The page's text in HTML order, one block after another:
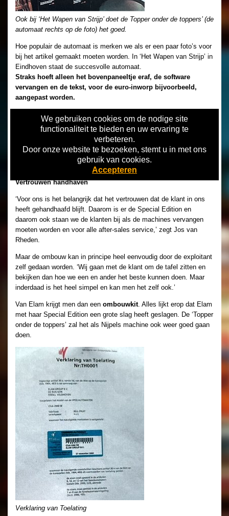
We gebruiken cookies om de nodige site
functionaliteit te bieden en uw ervaring te
verbeteren.
Door onze website te bezoeken, stemt u in met ons
gebruik van cookies.
Accepteren
Ook bij ‘Het Wapen van Strijp’ doet de Topper onder de toppers’ (de
automaat rechts op de foto) het goed.
Hoe populair de automaat is merken we als er een paar foto’s voor
bij het artikel gemaakt moeten worden. In ‘Het Wapen van Strijp’ in
Eindhoven staat de succesvolle automaat.
Straks hoeft alleen het bovenpaneeltje eraf, de software
vervangen en de tekst, voor de euro-inworp bijvoorbeeld,
aangepast worden.
Maar de Special Edition draait al en desgevraagd zegt eigenaresse
Ria van ‘Het Wapen’ dat ze de automaat niet kwijt wil. ‘Iedereen
gaat er meteen naar toe, hij is razend populair bij de klanten. En hij
staat er toch al meer dan tien jaar.’ Niet alleen in de horeca, ook in
de amusementscentra is de Club 2000 nog steeds prominent
aanwezig en blijft hij een gewilde automaat voor de bezoekers.
Vertrouwen handhaven
‘Voor ons is het belangrijk dat het vertrouwen dat de klant in ons
heeft gehandhaafd blijft. Daarom is er de Special Edition en
daarom ook staan we de klanten bij als de machines vervangen
moeten worden en voor alle after-sales service,’ zegt Jos van
Rheden.
Maar de ombouw kan in principe heel eenvoudig door de exploitant
zelf gedaan worden. ‘Wij gaan met de klant om de tafel zitten en
bekijken dan hoe we een en ander het beste kunnen doen. Maar
inderdaad is het heel simpel en kan men het zelf ook.’
Van Elam krijgt men dan een ombouwkit. Alles lijkt erop dat Elam
met haar Special Edition een grote slag heeft geslagen. De ‘Topper
onder de toppers’ zal het als Nijpels machine ook weer goed gaan
doen.
Verklaring van Toelating